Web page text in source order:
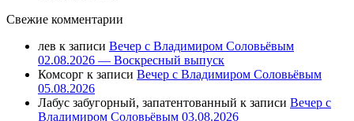
Свежие комментарии
лев к записи Вечер с Владимиром Соловьёвым
02.08.2026 — Воскресный выпуск
Комсорг к записи Вечер с Владимиром Соловьёвым
05.08.2026
Лабус забугорный, запатентованный к записи Вечер с
Владимиром Соловьёвым 03.08.2026